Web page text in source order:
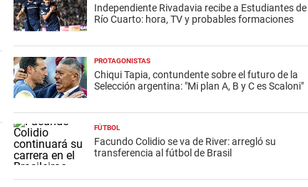
Independiente Rivadavia recibe a Estudiantes de
Río Cuarto: hora, TV y probables formaciones
PROTAGONISTAS
Chiqui Tapia, contundente sobre el futuro de la
Selección argentina: "Mi plan A, B y C es Scaloni"
FÚTBOL
Facundo Colidio se va de River: arregló su
transferencia al fútbol de Brasil